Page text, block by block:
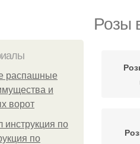
Розы
распашные
и
ворот
инструкция по
по